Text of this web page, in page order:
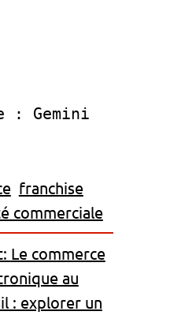
: Gemini
franchise
commerciale
Le commerce
au
: explorer un